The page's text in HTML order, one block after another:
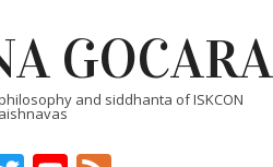
GOCARA
and siddhanta of ISKCON